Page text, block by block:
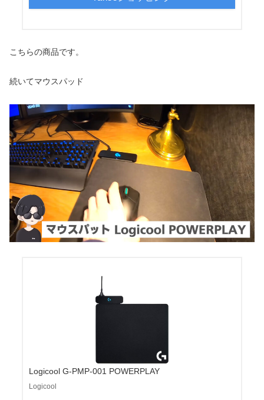
こちらの商品です。
続いてマウスパッド
Logicool G-PMP-001 POWERPLAY
Logicool